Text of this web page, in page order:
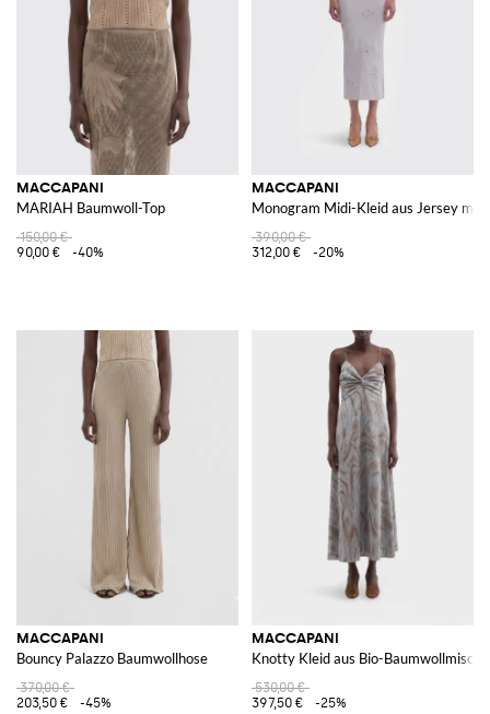
MACCAPANI
MARIAH Baumwoll-Top
150,00 €
90,00 €
-40%
MACCAPANI
Monogram Midi-Kleid aus Jersey mit
390,00 €
312,00 €
-20%
MACCAPANI
Bouncy Palazzo Baumwollhose
370,00 €
203,50 €
-45%
MACCAPANI
Knotty Kleid aus Bio-
530,00 €
397,50 €
-25%